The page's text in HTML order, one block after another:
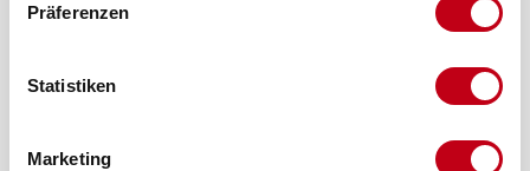
Präferenzen
Statistiken
Marketing